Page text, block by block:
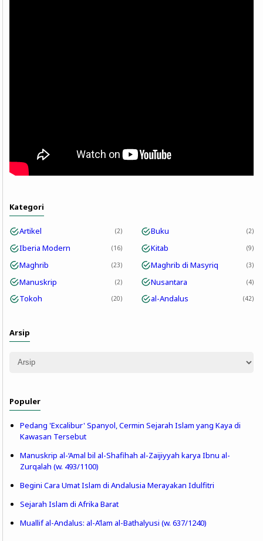
Kategori
Artikel 2 Buku 2
Iberia Modern 16 Kitab 9
Maghrib 23 Maghrib di Masyriq 3
Manuskrip 2 Nusantara 4
Tokoh 20 al-Andalus 42
Arsip
Populer
Pedang 'Excalibur' Spanyol, Cermin Sejarah Islam yang Kaya di
Kawasan Tersebut
Manuskrip al-‘Amal bil al-Shafihah al-Zaijiyyah karya Ibnu al-
Zurqalah (w. 493/1100)
Begini Cara Umat Islam di Andalusia Merayakan Idulfitri
Sejarah Islam di Afrika Barat
Muallif al-Andalus: al-A’lam al-Bathalyusi (w. 637/1240)